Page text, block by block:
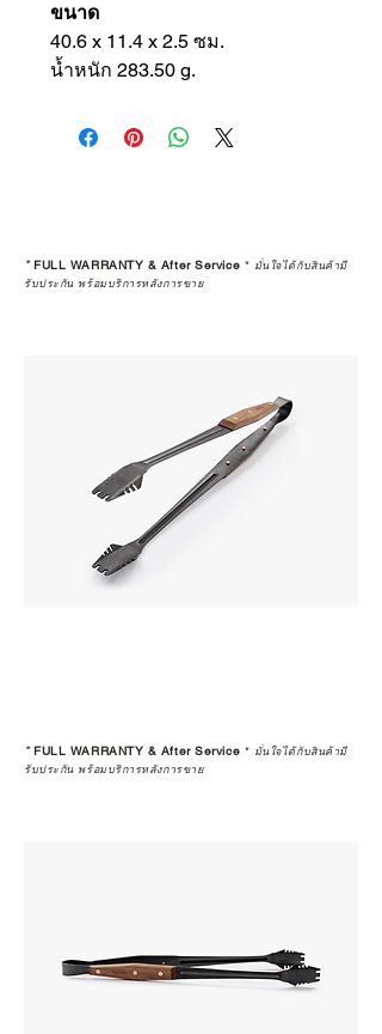
ขนาด
40.6 x 11.4 x 2.5 ซม.
น้ำหนัก 283.50 g.
*FULL WARRANTY & After Service * มั่นใจได้กับสินค้ามี
รับประกัน พร้อมบริการหลังการขาย
*FULL WARRANTY & After Service * มั่นใจได้กับสินค้ามี
รับประกัน พร้อมบริการหลังการขาย